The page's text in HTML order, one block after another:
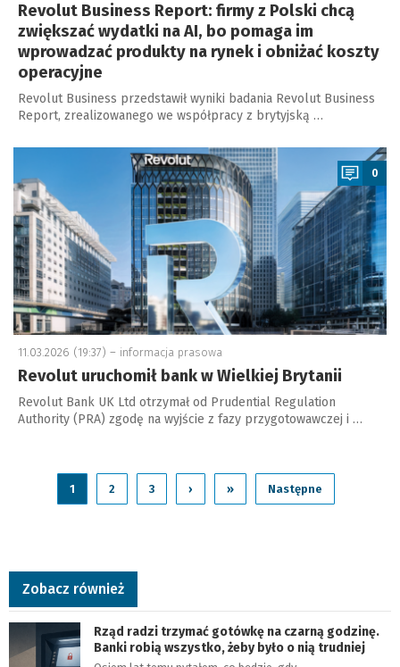
Revolut Business Report: firmy z Polski chcą
zwiększać wydatki na AI, bo pomaga im
wprowadzać produkty na rynek i obniżać koszty
operacyjne
Revolut Business przedstawił wyniki badania Revolut Business
Report, zrealizowanego we współpracy z brytyjską …
a
0
11.03.2026 (19:37) – informacja prasowa
Revolut uruchomił bank w Wielkiej Brytanii
Revolut Bank UK Ltd otrzymał od Prudential Regulation
Authority (PRA) zgodę na wyjście z fazy przygotowawczej i …
1 2 3 › » Następne
Zobacz również
Rząd radzi trzymać gotówkę na czarną godzinę.
Banki robią wszystko, żeby było o nią trudniej